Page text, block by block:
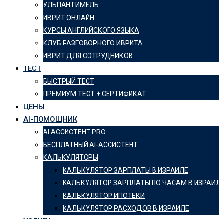
УЛЬПАН ГИМЕЛЬ
ИВРИТ ОНЛАЙН
КУРСЫ АНГЛИЙСКОГО ЯЗЫКА
КЛУБ РАЗГОВОРНОГО ИВРИТА
ИВРИТ ДЛЯ СОТРУДНИКОВ
ТЕСТ
БЫСТРЫЙ ТЕСТ
ПРЕМИУМ ТЕСТ + СЕРТИФИКАТ
ЦЕНЫ
AI-ПОМОЩНИК
AI АССИСТЕНТ PRO
БЕСПЛАТНЫЙ AI-АССИСТЕНТ
КАЛЬКУЛЯТОРЫ
КАЛЬКУЛЯТОР ЗАРПЛАТЫ В ИЗРАИЛЕ
KАЛЬКУЛЯТОР ЗАРПЛАТЫ ПО ЧАСАМ В
КАЛЬКУЛЯТОР ИПОТЕКИ
КАЛЬКУЛЯТОР РАСХОДОВ В ИЗРАИЛЕ